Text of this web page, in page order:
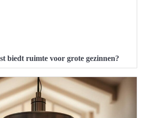
biedt ruimte voor grote gezinnen?